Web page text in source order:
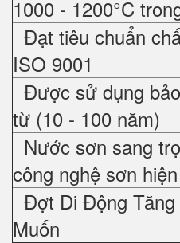
1000 - 1200°C
Đạt tiêu chuẩn
ISO 9001
Được sử dụng
từ (10 - 100 năm)
Nước sơn sang
công nghệ sơn
Đợt Di Động
Muốn